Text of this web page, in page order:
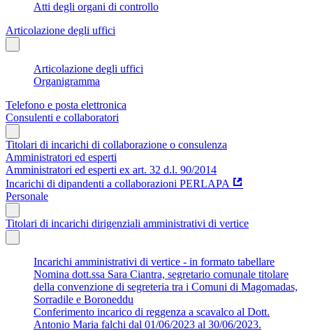
Atti degli organi di controllo
Articolazione degli uffici
Articolazione degli uffici
Organigramma
Telefono e posta elettronica
Consulenti e collaboratori
Titolari di incarichi di collaborazione o consulenza
Amministratori ed esperti
Amministratori ed esperti ex art. 32 d.l. 90/2014
Incarichi di dipandenti a collaborazioni PERLAPA
Personale
Titolari di incarichi dirigenziali amministrativi di vertice
Incarichi amministrativi di vertice - in formato tabellare
Nomina dott.ssa Sara Ciantra, segretario comunale titolare
della convenzione di segreteria tra i Comuni di Magomadas,
Sorradile e Boroneddu
Conferimento incarico di reggenza a scavalco al Dott.
Antonio Maria falchi dal 01/06/2023 al 30/06/2023.